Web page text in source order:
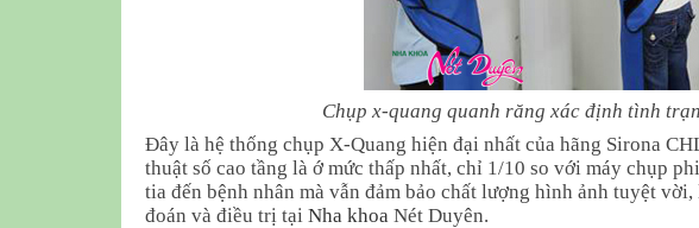
Chụp x-quang quanh răng xác định tình
Đây là hệ thống chụp X-Quang hiện đại nhất của hãng Sirona
thuật số cao tầng là ớ mức thấp nhất, chỉ 1/10 so với máy chụp
tia đến bệnh nhân mà vẫn đảm bảo chất lượng hình ảnh tuyệt
đoán và điều trị tại Nha khoa Nét Duyên.